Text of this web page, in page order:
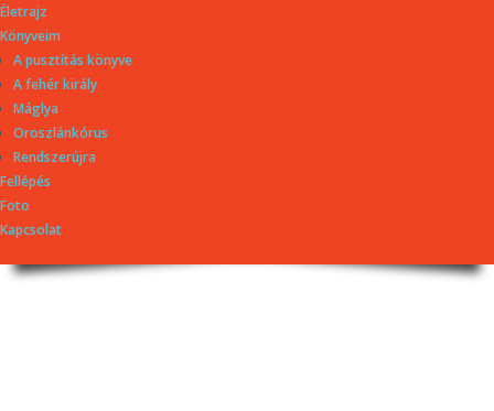
Életrajz
Könyveim
A pusztítás könyve
A fehér király
Máglya
Oroszlánkórus
Rendszerújra
Fellépés
Foto
Kapcsolat